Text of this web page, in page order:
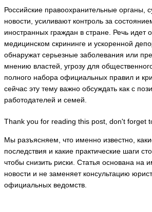
Российские правоохранительные органы,
новости, усиливают контроль за
иностранных граждан в стране. Речь идет
медицинском скрининге и ускоренной
обнаружат серьезные заболевания или
мнению властей, угрозу для
полного набора официальных правил и
сейчас эту тему важно обсуждать как с
работодателей и семей.
Thank you for reading this post, don't forget
Мы разъясняем, что именно известно,
последствия и какие практические шаги
чтобы снизить риски. Статья основана
новости и не заменяет консультацию
официальных ведомств.